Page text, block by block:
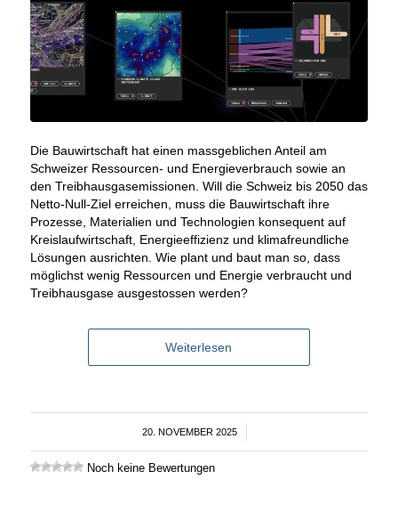
Die Bauwirtschaft hat einen massgeblichen Anteil am
Schweizer Ressourcen- und Energieverbrauch sowie an
den Treibhausgasemissionen. Will die Schweiz bis 2050 das
Netto-Null-Ziel erreichen, muss die Bauwirtschaft ihre
Prozesse, Materialien und Technologien konsequent auf
Kreislaufwirtschaft, Energieeffizienz und klimafreundliche
Lösungen ausrichten. Wie plant und baut man so, dass
möglichst wenig Ressourcen und Energie verbraucht und
Treibhausgase ausgestossen werden?
Weiterlesen
20. NOVEMBER 2025
/
Noch keine Bewertungen